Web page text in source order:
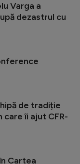
Varga a
dezastrul cu
de tradiție
care îi ajut CFR-
Cartea